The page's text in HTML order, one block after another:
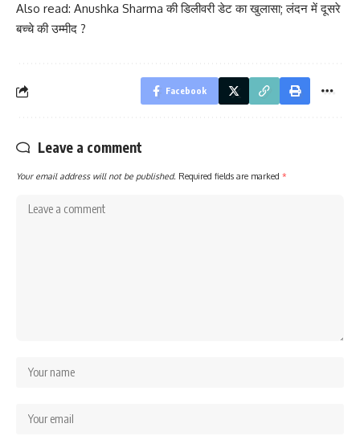
Also read: Anushka Sharma की डिलीवरी डेट का खुलासा; लंदन में दूसरे
बच्चे की उम्मीद ?
Facebook
Leave a comment
Your email address will not be published. Required fields are marked *